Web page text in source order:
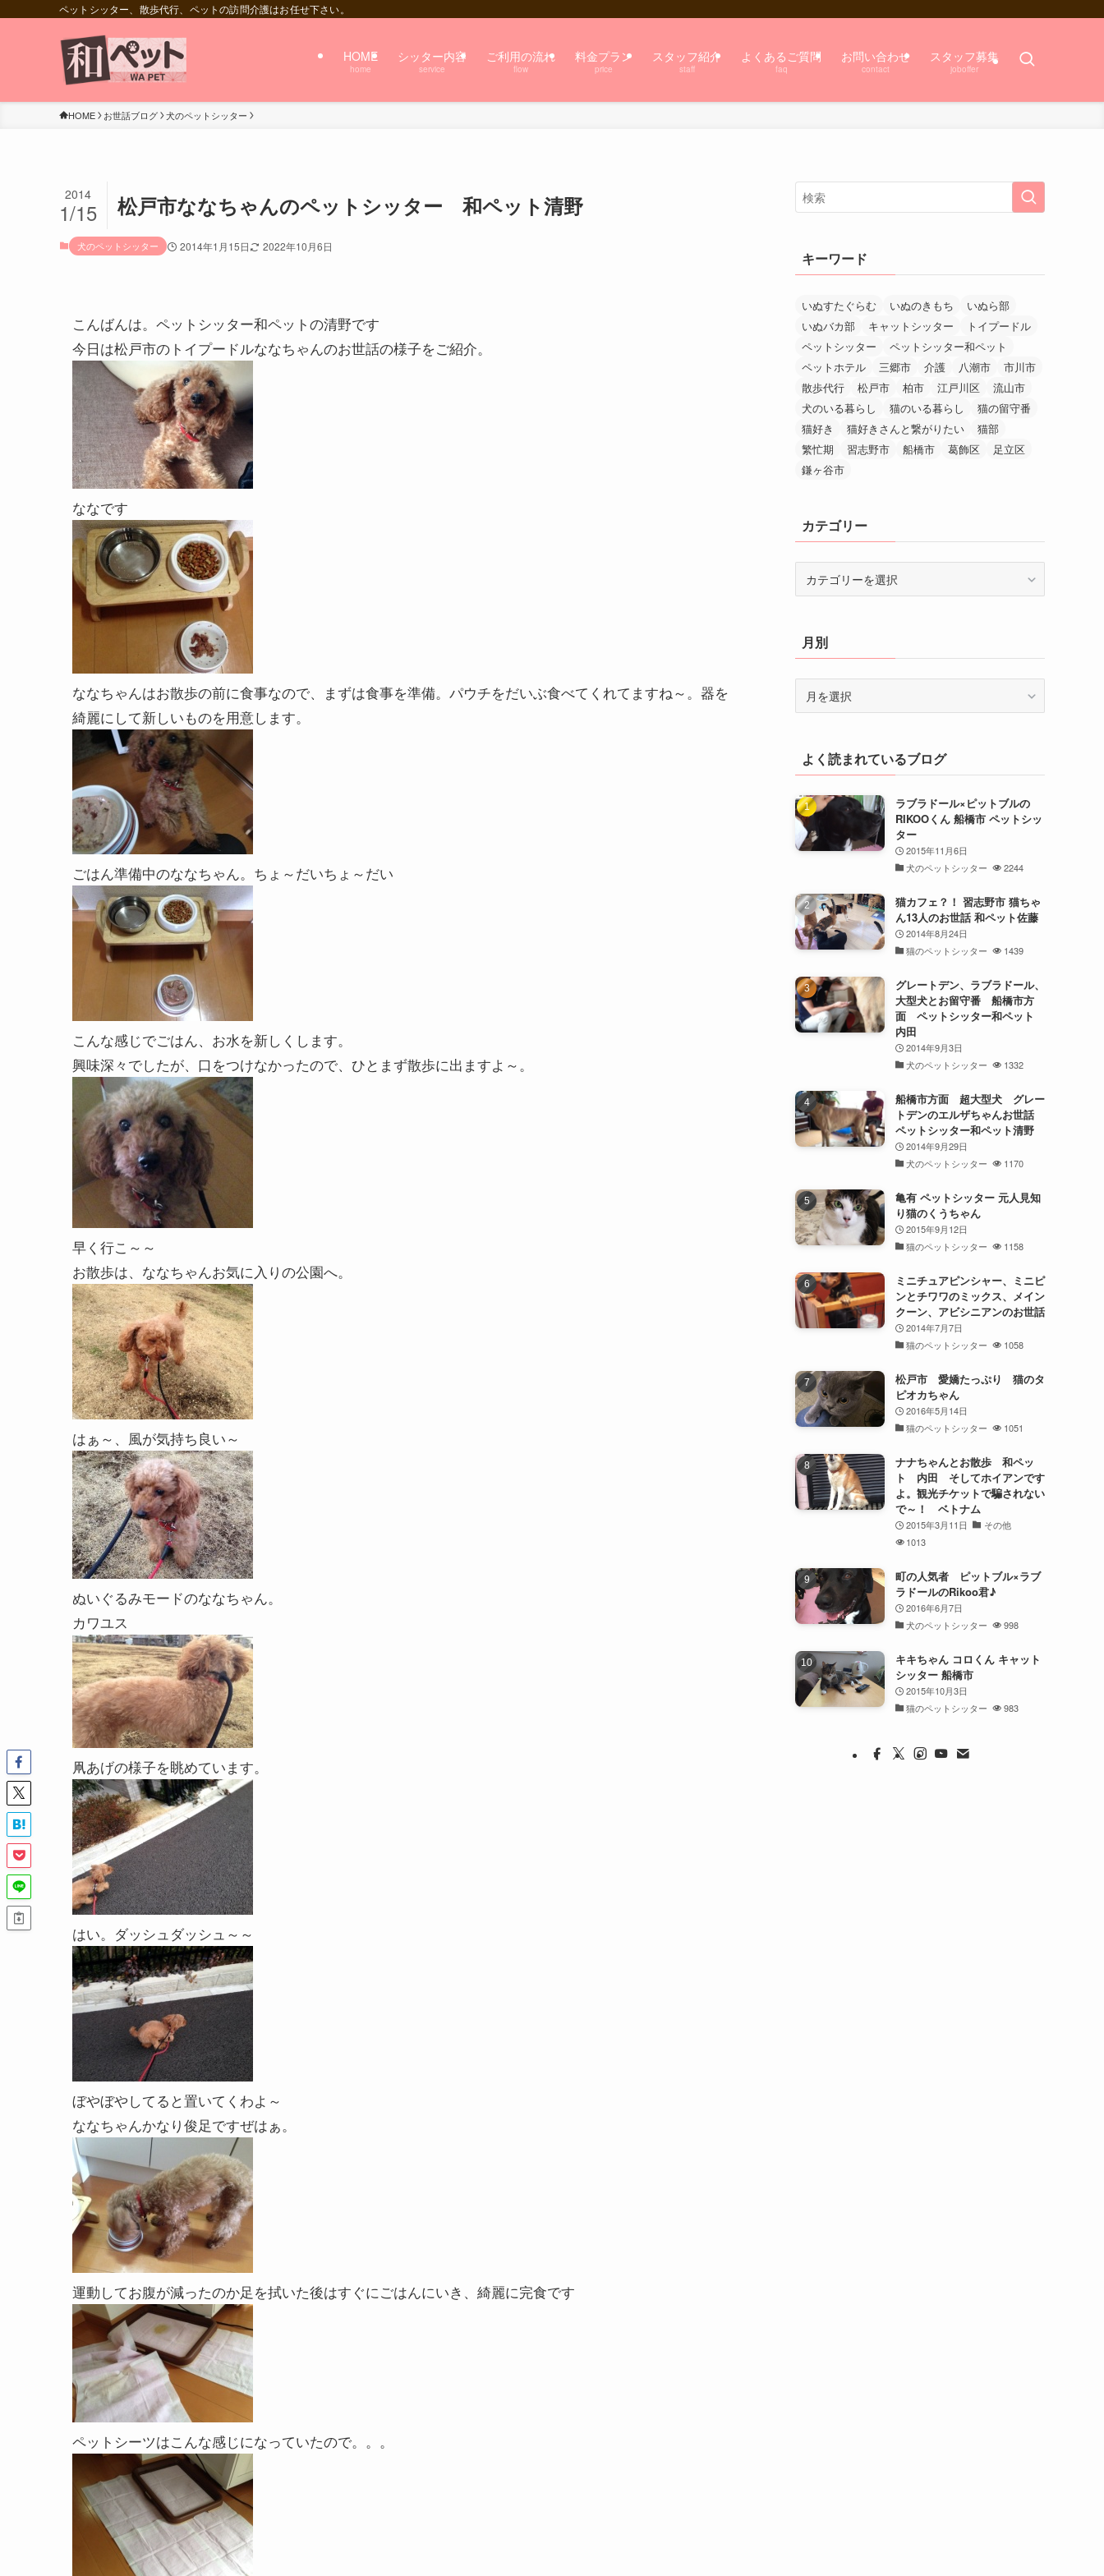
ペットシッター、散歩代行、ペットの訪問介護はお任せ下さい。
HOME
home
シッター内容
service
ご利用の流れ
flow
料金プラン
price
スタッフ紹介
staff
よくあるご質問
faq
お問い合わせ
contact
スタッフ募集
joboffer
HOME お世話ブログ 犬のペットシッター
松戸市ななちゃんのペットシッター 和ペット清野
2014
1/15
犬のペットシッター 2014年1月15日 2022年10月6日
こんばんは。ペットシッター和ペットの清野です
今日は松戸市のトイプードルななちゃんのお世話の様子をご紹介。
ななです
ななちゃんはお散歩の前に食事なので、まずは食事を準備。パウチをだいぶ食べてくれてますね～。器を
綺麗にして新しいものを用意します。
ごはん準備中のななちゃん。ちょ～だいちょ～だい
こんな感じでごはん、お水を新しくします。
興味深々でしたが、口をつけなかったので、ひとまず散歩に出ますよ～。
早く行こ～～
お散歩は、ななちゃんお気に入りの公園へ。
はぁ～、風が気持ち良い～
ぬいぐるみモードのななちゃん。
カワユス
凧あげの様子を眺めています。
はい。ダッシュダッシュ～～
ぼやぼやしてると置いてくわよ～
ななちゃんかなり俊足ですぜはぁ。
運動してお腹が減ったのか足を拭いた後はすぐにごはんにいき、綺麗に完食です
ペットシーツはこんな感じになっていたので。。。
キーワード
いぬすたぐらむ いぬのきもち
いぬら部
いぬバカ部
キャットシッター
トイプードル
ペットシッター
ペットシッター和ペット
ペットホテル
三郷市 介護 八潮市
市川市
散歩代行
松戸市 柏市 江戸川区
流山市
犬のいる暮らし
猫のいる暮らし
猫の留守番
猫好き
猫好きさんと繋がりたい
猫部
繁忙期
習志野市 船橋市 葛飾区
足立区
鎌ヶ谷市
カテゴリー
ー月別
よく読まれているブログ
ラブラドール×ピットブルの
RIKOOくん 船橋市 ペットシッ
ター
2015年11月6日
犬のペットシッター
2244
猫カフェ？！ 習志野市 猫ちゃ
ん13人のお世話 和ペット佐藤
2014年8月24日
猫のペットシッター
1439
グレートデン、ラブラドール、
大型犬とお留守番 船橋市方
面 ペットシッター和ペット
内田
2014年9月3日
犬のペットシッター
1332
船橋市方面 超大型犬 グレー
トデンのエルザちゃんお世話
ペットシッター和ペット清野
2014年9月29日
犬のペットシッター
1170
亀有 ペットシッター 元人見知
り猫のくうちゃん
2015年9月12日
猫のペットシッター
1158
ミニチュアピンシャー、ミニピ
ンとチワワのミックス、メイン
クーン、アビシニアンのお世話
2014年7月7日
猫のペットシッター
1058
松戸市 愛嬌たっぷり 猫のタ
ピオカちゃん
2016年5月14日
猫のペットシッター
1051
ナナちゃんとお散歩 和ペッ
ト 内田 そしてホイアンです
よ。観光チケットで騙されない
で～！ ベトナム
2015年3月11日
その他
1013
町の人気者 ピットブル×ラブ
ラドールのRikoo君♪
2016年6月7日
犬のペットシッター
998
キキちゃん コロくん キャット
シッター 船橋市
2015年10月3日
猫のペットシッター
983